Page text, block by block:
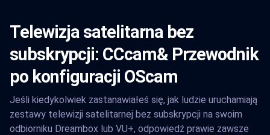
Telewizja satelitarna bez
subskrypcji: CCcam& Przewodnik
po konfiguracji OScam
Jeśli kiedykolwiek zastanawiałeś się, jak ludzie uruchamiają
zestawy telewizji satelitarnej bez subskrypcji na swoim
odbiorniku Dreambox lub VU+, odpowiedź prawie zawsze